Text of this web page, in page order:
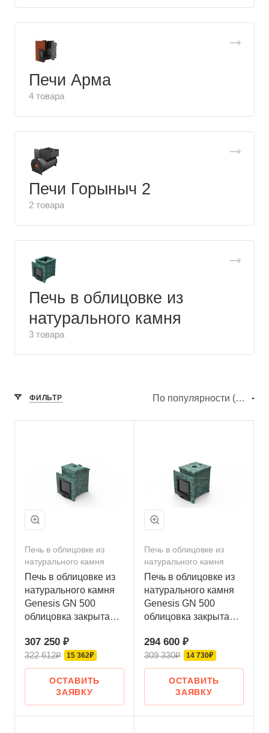
Печи Арма
4 товара
Печи Горыныч 2
2 товара
Печь в облицовке из
натурального камня
3 товара
ФИЛЬТР По популярности (убывание)
Печь в облицовке из
натурального камня
Печь в облицовке из
натурального камня
Genesis GN 500
облицовка закрытая
талькохлорит-
шлифовка
307 250 ₽
322 612₽ 15 362₽
ОСТАВИТЬ
ЗАЯВКУ
Печь в облицовке из
натурального камня
Печь в облицовке из
натурального камня
Genesis GN 500
облицовка закрытая
элит
294 600 ₽
309 330₽ 14 730₽
ОСТАВИТЬ
ЗАЯВКУ